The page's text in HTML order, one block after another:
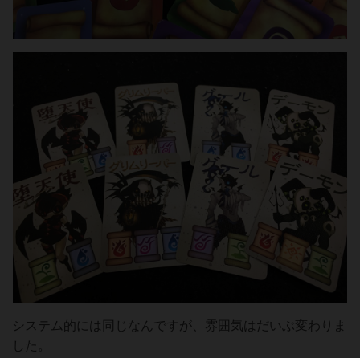
システム的には同じなんですが、雰囲気はだいぶ変わりま
した。